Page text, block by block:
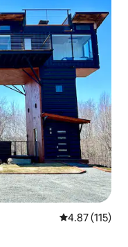
レビュー115
4.87 (115)